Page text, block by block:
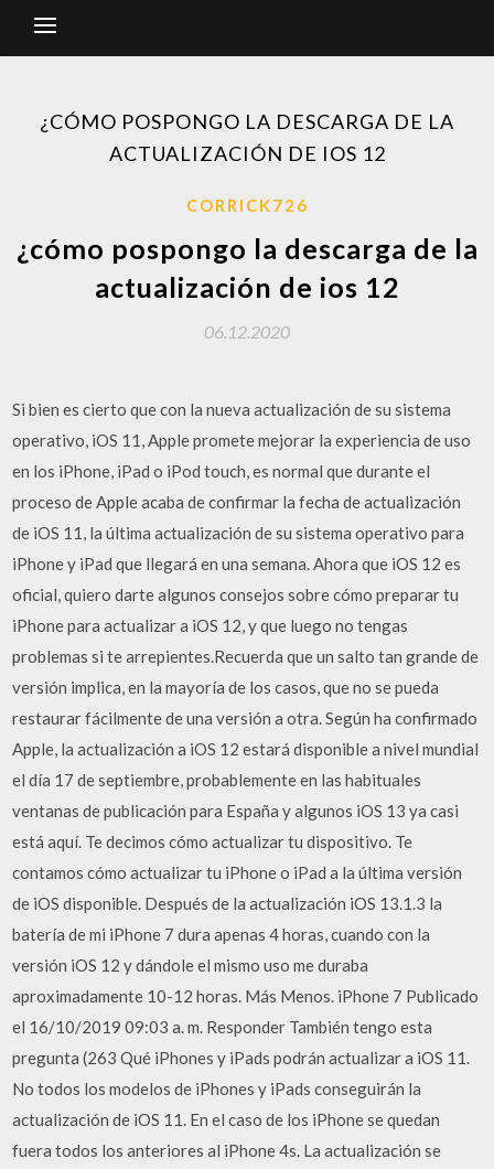
¿CÓMO POSPONGO LA DESCARGA DE LA
ACTUALIZACIÓN DE IOS 12
CORRICK726
¿cómo pospongo la descarga de la
actualización de ios 12
06.12.2020
Si bien es cierto que con la nueva actualización de su sistema
operativo, iOS 11, Apple promete mejorar la experiencia de uso
en los iPhone, iPad o iPod touch, es normal que durante el
proceso de Apple acaba de confirmar la fecha de actualización
de iOS 11, la última actualización de su sistema operativo para
iPhone y iPad que llegará en una semana. Ahora que iOS 12 es
oficial, quiero darte algunos consejos sobre cómo preparar tu
iPhone para actualizar a iOS 12, y que luego no tengas
problemas si te arrepientes.Recuerda que un salto tan grande de
versión implica, en la mayoría de los casos, que no se pueda
restaurar fácilmente de una versión a otra. Según ha confirmado
Apple, la actualización a iOS 12 estará disponible a nivel mundial
el día 17 de septiembre, probablemente en las habituales
ventanas de publicación para España y algunos iOS 13 ya casi
está aquí. Te decimos cómo actualizar tu dispositivo. Te
contamos cómo actualizar tu iPhone o iPad a la última versión
de iOS disponible. Después de la actualización iOS 13.1.3 la
batería de mi iPhone 7 dura apenas 4 horas, cuando con la
versión iOS 12 y dándole el mismo uso me duraba
aproximadamente 10-12 horas. Más Menos. iPhone 7 Publicado
el 16/10/2019 09:03 a. m. Responder También tengo esta
pregunta (263 Qué iPhones y iPads podrán actualizar a iOS 11.
No todos los modelos de iPhones y iPads conseguirán la
actualización de iOS 11. En el caso de los iPhone se quedan
fuera todos los anteriores al iPhone 4s. La actualización se